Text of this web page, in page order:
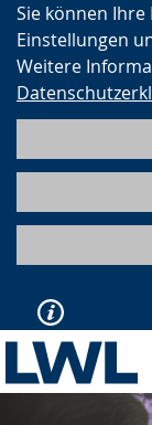
Sie können
Einstellungen
Weitere
Vorherige